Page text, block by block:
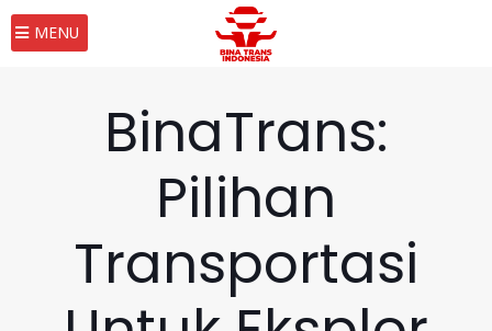
MENU
BinaTrans:
Pilihan
Transportasi